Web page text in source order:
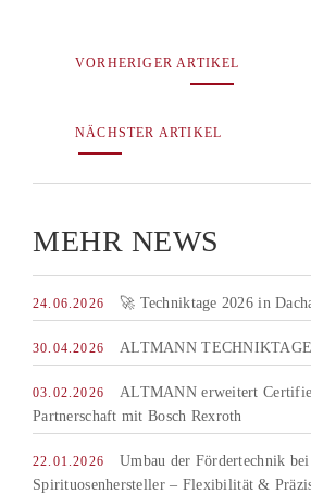
VORHERIGER ARTIKEL
NÄCHSTER ARTIKEL
MEHR NEWS
24.06.2026 🚀 Techniktage 2026 in
30.04.2026 ALTMANN
03.02.2026
ALTMANN erweitert
Partnerschaft mit Bosch Rexroth
22.01.2026
Umbau der Fördertechnik
Spirituosenhersteller – Flexibilität &